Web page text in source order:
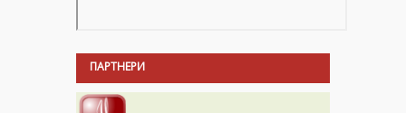
ПАРТНЕРИ